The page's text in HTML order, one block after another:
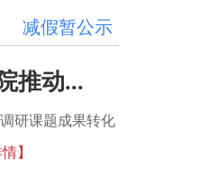
减假暂公示
推动...
研课题成果转化
情】